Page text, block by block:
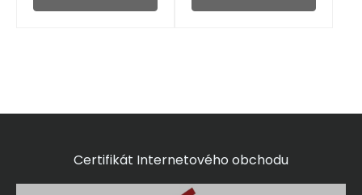
Certifikát Internetového obchodu